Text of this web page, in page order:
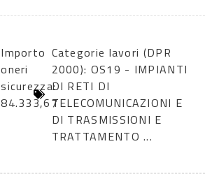
Importo
oneri
sicurezza:
84.333,67
Categorie lavori (DPR
2000): OS19 - IMPIANTI
DI RETI DI
TELECOMUNICAZIONI E
DI TRASMISSIONI E
TRATTAMENTO ...